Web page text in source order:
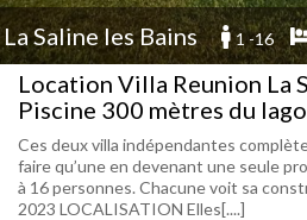
La Saline les Bains 1 -16
Location Villa Reunion La
Piscine 300 mètres du
Ces deux villa indépendantes
faire qu’une en devenant une seule
à 16 personnes. Chacune voit sa
2023 LOCALISATION Elles[....]